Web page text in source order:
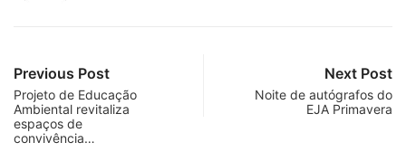
Previous Post
Projeto de Educação
Ambiental revitaliza
espaços de
convivência…
Next Post
Noite de autógrafos do
EJA Primavera